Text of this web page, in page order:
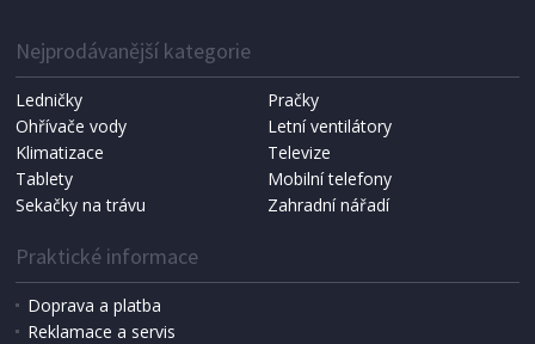
Nejprodávanější kategorie
Ledničky
Pračky
Ohřívače vody
Letní ventilátory
Klimatizace
Televize
Tablety
Mobilní telefony
Sekačky na trávu
Zahradní nářadí
Praktické informace
Doprava a platba
Reklamace a servis